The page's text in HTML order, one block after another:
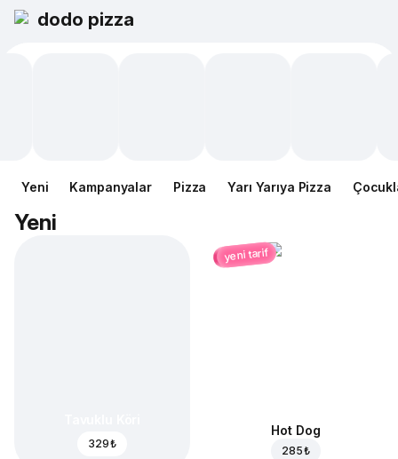
dodo pizza
Yeni Kampanyalar Pizza Yarı Yarıya Pizza
Yeni
329 ₺
yeni tarif
Hot Dog
285 ₺